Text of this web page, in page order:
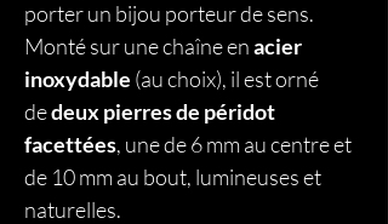
porter un bijou porteur de sens.
Monté sur une chaîne enacier
inoxydable (au choix), il est orné
dedeux pierres de péridot
facettées, une de 6 mm au centre et
de 10 mm au bout, lumineuses et
naturelles.